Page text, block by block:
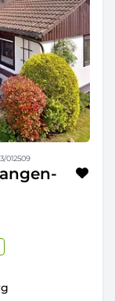
012509